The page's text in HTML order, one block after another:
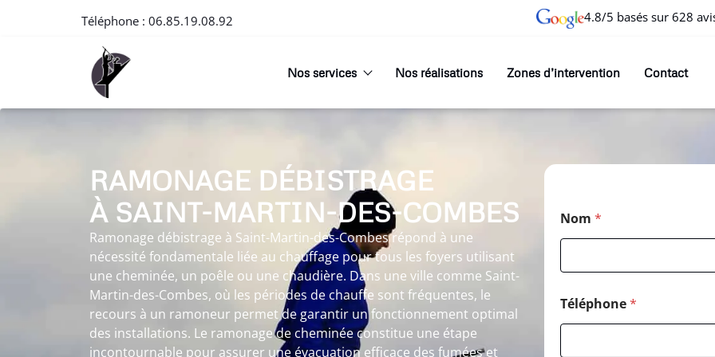
Téléphone : 06.85.19.08.92 4.8/5 basés sur 628
Nos services Nos réalisations Zones d’intervention Contact
RAMONAGE DÉBISTRAGE
À SAINT-MARTIN-DES-COMBES
Ramonage débistrage à Saint-Martin-des-Combes répond à une
nécessité fondamentale liée au chauffage pour tous les foyers utilisant
une cheminée, un poêle ou une chaudière. Dans une ville comme Saint-
Martin-des-Combes, où les périodes de chauffe sont fréquentes, le
recours à un ramoneur permet de garantir un fonctionnement optimal
des installations. Le ramonage de cheminée constitue une étape
incontournable pour assurer une évacuation efficace des fumées et
Nom *
Téléphone*